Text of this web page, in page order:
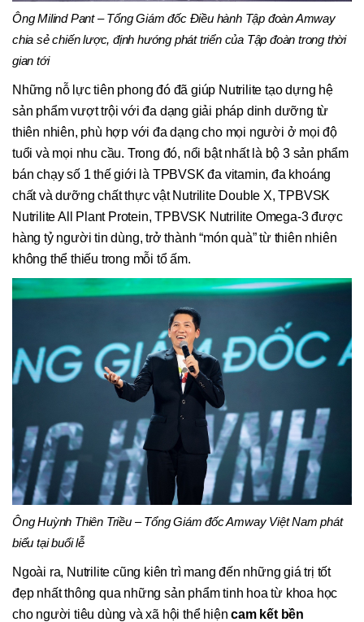
Ông Milind Pant – Tổng Giám đốc Điều hành Tập đoàn Amway
chia sẻ chiến lược, định hướng phát triển của Tập đoàn trong thời
gian tới
Những nỗ lực tiên phong đó đã giúp Nutrilite tạo dựng hệ
sản phẩm vượt trội với đa dạng giải pháp dinh dưỡng từ
thiên nhiên, phù hợp với đa dạng cho mọi người ở mọi độ
tuổi và mọi nhu cầu. Trong đó, nổi bật nhất là bộ 3 sản phẩm
bán chạy số 1 thế giới là TPBVSK đa vitamin, đa khoáng
chất và dưỡng chất thực vật Nutrilite Double X, TPBVSK
Nutrilite All Plant Protein, TPBVSK Nutrilite Omega-3 được
hàng tỷ người tin dùng, trở thành “món quà” từ thiên nhiên
không thể thiếu trong mỗi tổ ấm.
Ông Huỳnh Thiên Triều – Tổng Giám đốc Amway Việt Nam phát
biểu tại buổi lễ
Ngoài ra, Nutrilite cũng kiên trì mang đến những giá trị tốt
đẹp nhất thông qua những sản phẩm tinh hoa từ khoa học
cho người tiêu dùng và xã hội thể hiệncam kết bền